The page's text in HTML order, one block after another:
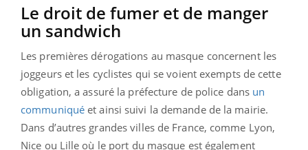
Le droit de fumer et de manger
un sandwich
Les premières dérogations au masque concernent les
joggeurs et les cyclistes qui se voient exempts de cette
obligation, a assuré la préfecture de police dans un
communiqué et ainsi suivi la demande de la mairie.
Dans d’autres grandes villes de France, comme Lyon,
Nice ou Lille où le port du masque est également